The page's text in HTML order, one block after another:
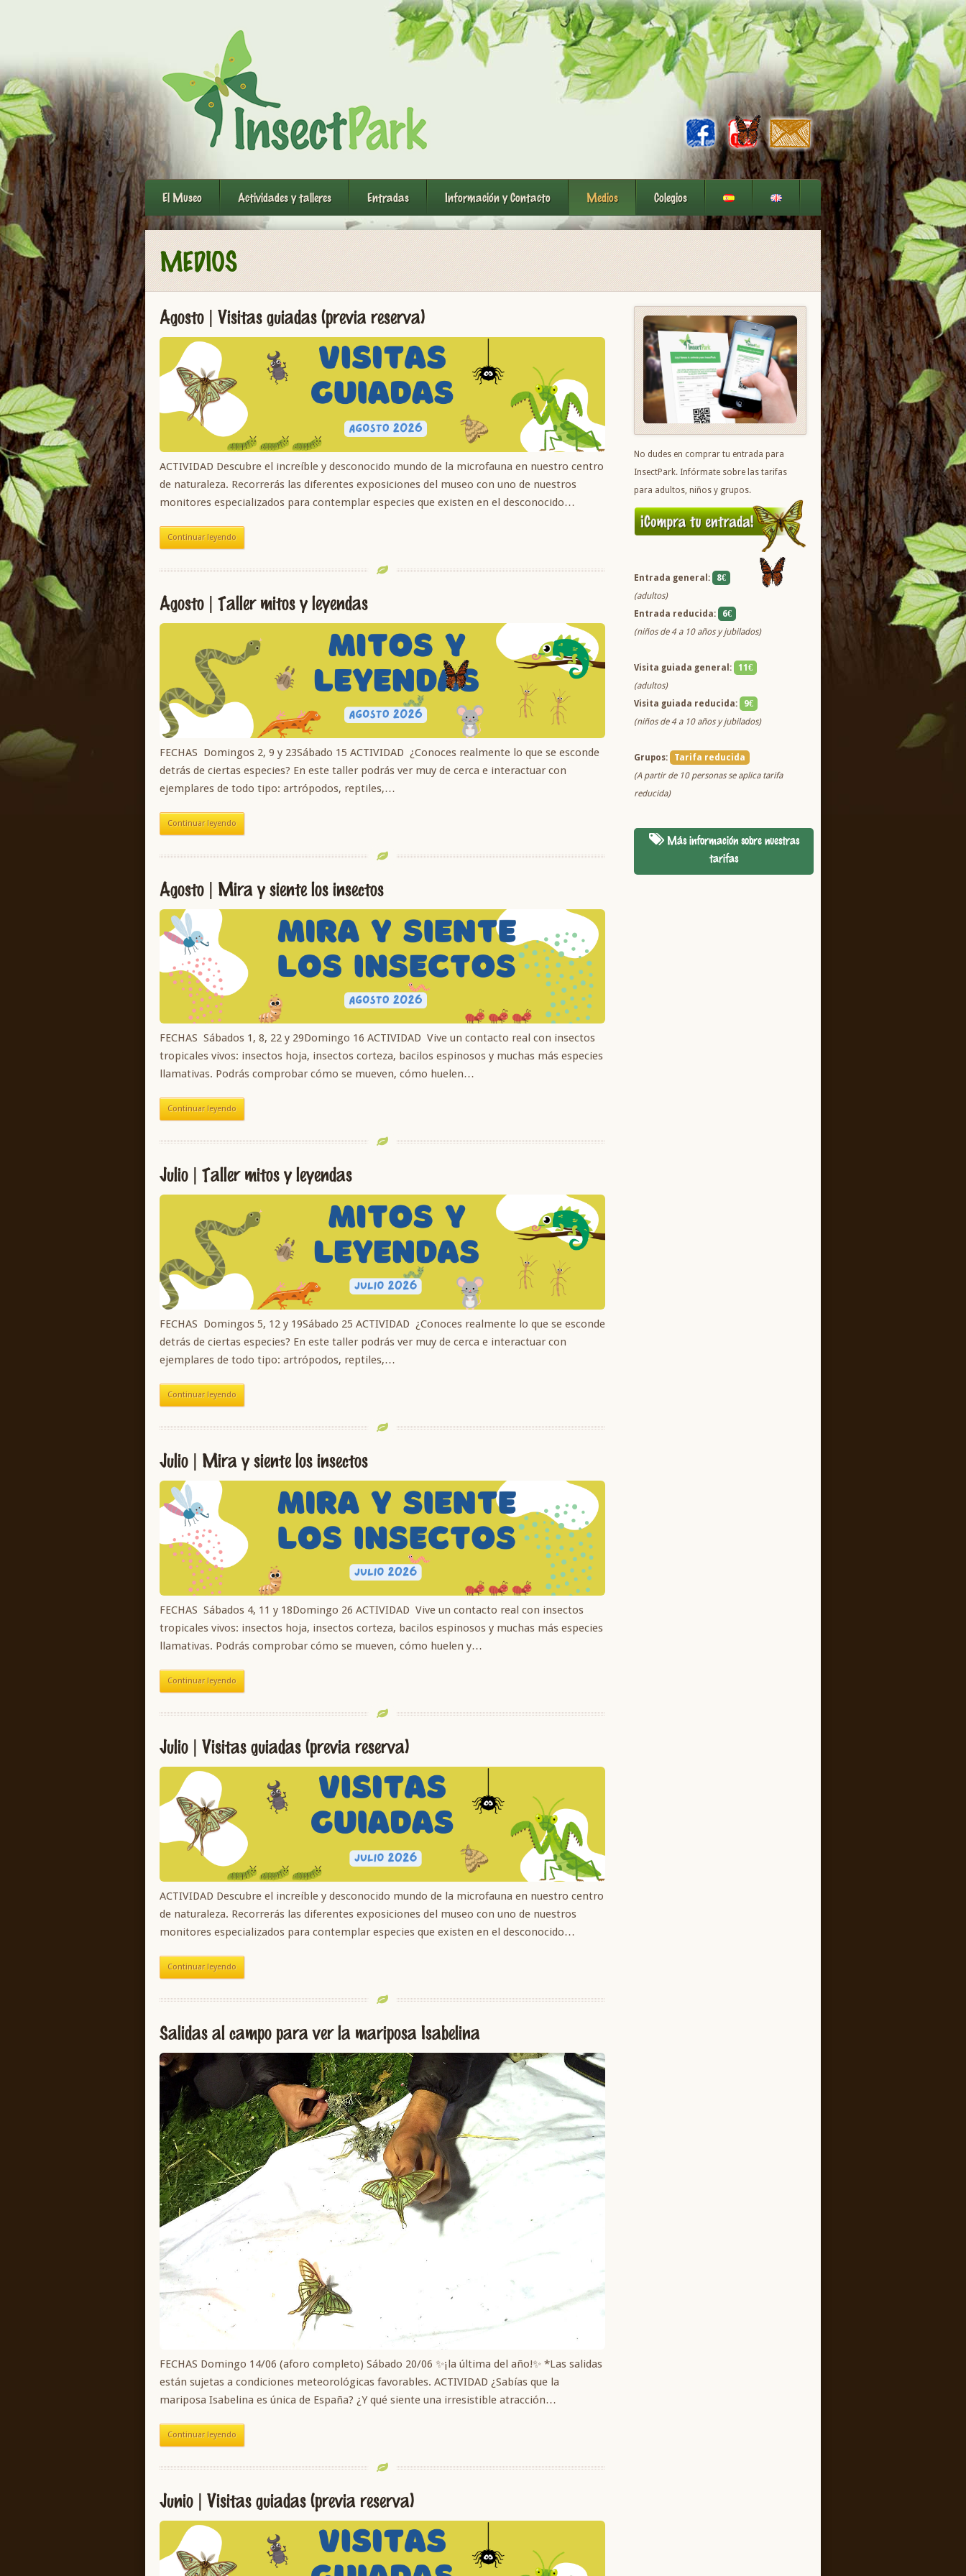
El Museo Actividades y talleres Entradas Información y Contacto Medios Colegios
MEDIOS
Agosto | Visitas guiadas (previa reserva)
ACTIVIDAD Descubre el increíble y desconocido mundo de la microfauna en nuestro centro
de naturaleza. Recorrerás las diferentes exposiciones del museo con uno de nuestros
monitores especializados para contemplar especies que existen en el desconocido…
Continuar leyendo
Agosto | Taller mitos y leyendas
FECHAS Domingos 2, 9 y 23Sábado 15 ACTIVIDAD ¿Conoces realmente lo que se esconde
detrás de ciertas especies? En este taller podrás ver muy de cerca e interactuar con
ejemplares de todo tipo: artrópodos, reptiles,…
Continuar leyendo
Agosto | Mira y siente los insectos
FECHAS Sábados 1, 8, 22 y 29Domingo 16 ACTIVIDAD Vive un contacto real con insectos
tropicales vivos: insectos hoja, insectos corteza, bacilos espinosos y muchas más especies
llamativas. Podrás comprobar cómo se mueven, cómo huelen…
Continuar leyendo
Julio | Taller mitos y leyendas
FECHAS Domingos 5, 12 y 19Sábado 25 ACTIVIDAD ¿Conoces realmente lo que se esconde
detrás de ciertas especies? En este taller podrás ver muy de cerca e interactuar con
ejemplares de todo tipo: artrópodos, reptiles,…
Continuar leyendo
Julio | Mira y siente los insectos
FECHAS Sábados 4, 11 y 18Domingo 26 ACTIVIDAD Vive un contacto real con insectos
tropicales vivos: insectos hoja, insectos corteza, bacilos espinosos y muchas más especies
llamativas. Podrás comprobar cómo se mueven, cómo huelen y…
Continuar leyendo
Julio | Visitas guiadas (previa reserva)
ACTIVIDAD Descubre el increíble y desconocido mundo de la microfauna en nuestro centro
de naturaleza. Recorrerás las diferentes exposiciones del museo con uno de nuestros
monitores especializados para contemplar especies que existen en el desconocido…
Continuar leyendo
Salidas al campo para ver la mariposa Isabelina
FECHAS Domingo 14/06 (aforo completo) Sábado 20/06 ✨¡la última del año!✨ *Las salidas
están sujetas a condiciones meteorológicas favorables. ACTIVIDAD ¿Sabías que la
mariposa Isabelina es única de España? ¿Y qué siente una irresistible atracción…
Continuar leyendo
Junio | Visitas guiadas (previa reserva)
No dudes en comprar tu entrada para
InsectPark. Infórmate sobre las tarifas
para adultos, niños y grupos.
Entrada general:
8€
(adultos)
Entrada reducida:
6€
(niños de 4 a 10 años y jubilados)
Visita guiada general:
11€
(adultos)
Visita guiada reducida:
9€
(niños de 4 a 10 años y jubilados)
Grupos:
Tarifa reducida
(A partir de 10 personas se aplica tarifa
reducida)
Más información sobre nuestras
tarifas